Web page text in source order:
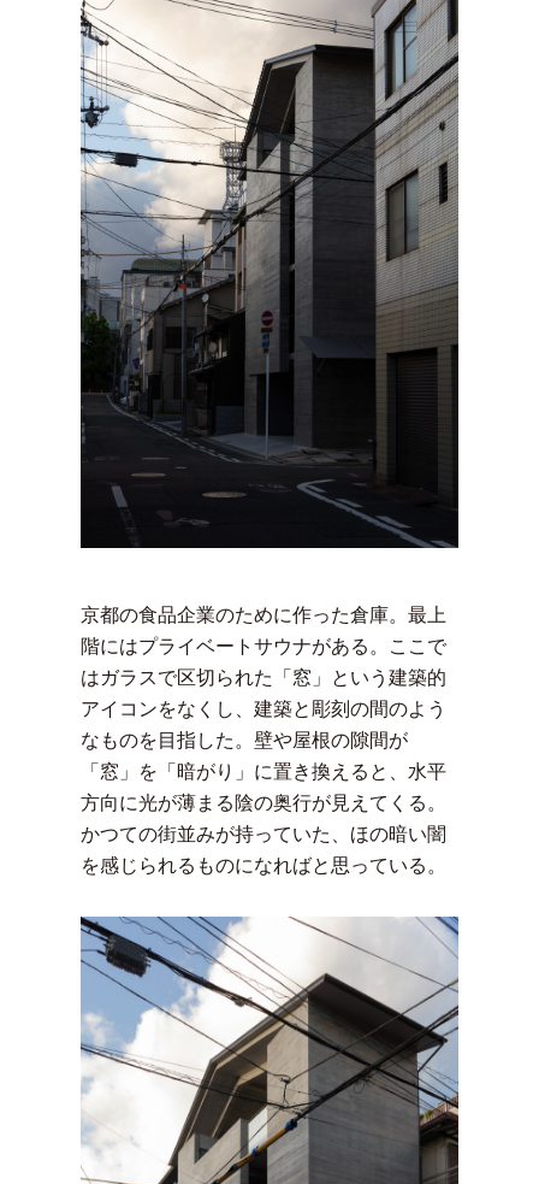
京都の食品企業のために作った倉庫。最上
階にはプライベートサウナがある。
ここで
はガラスで区切られた「窓」という建築的
アイコンをなくし、建築と彫刻の間のよう
なものを目指した。壁や屋根の隙間が
「窓」を「暗がり」に置き換えると、水平
方向に光が薄まる陰の奥行が見えてくる。
かつての街並みが持っていた、ほの暗い闇
を感じられるものになればと思っている。